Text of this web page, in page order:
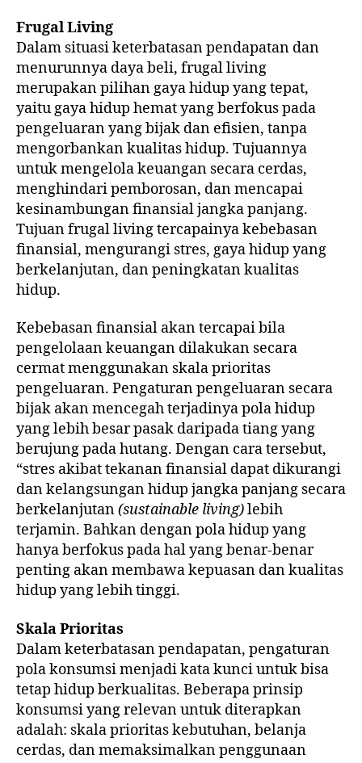
Frugal Living
Dalam situasi keterbatasan pendapatan dan
menurunnya daya beli, frugal living
merupakan pilihan gaya hidup yang tepat,
yaitu gaya hidup hemat yang berfokus pada
pengeluaran yang bijak dan efisien, tanpa
mengorbankan kualitas hidup. Tujuannya
untuk mengelola keuangan secara cerdas,
menghindari pemborosan, dan mencapai
kesinambungan finansial jangka panjang.
Tujuan frugal living tercapainya kebebasan
finansial, mengurangi stres, gaya hidup yang
berkelanjutan, dan peningkatan kualitas
hidup.
Kebebasan finansial akan tercapai bila
pengelolaan keuangan dilakukan secara
cermat menggunakan skala prioritas
pengeluaran. Pengaturan pengeluaran secara
bijak akan mencegah terjadinya pola hidup
yang lebih besar pasak daripada tiang yang
berujung pada hutang. Dengan cara tersebut,
“stres akibat tekanan finansial dapat dikurangi
dan kelangsungan hidup jangka panjang secara
berkelanjutan(sustainable living)lebih
terjamin. Bahkan dengan pola hidup yang
hanya berfokus pada hal yang benar-benar
penting akan membawa kepuasan dan kualitas
hidup yang lebih tinggi.
Skala Prioritas
Dalam keterbatasan pendapatan, pengaturan
pola konsumsi menjadi kata kunci untuk bisa
tetap hidup berkualitas. Beberapa prinsip
konsumsi yang relevan untuk diterapkan
adalah: skala prioritas kebutuhan, belanja
cerdas, dan memaksimalkan penggunaan